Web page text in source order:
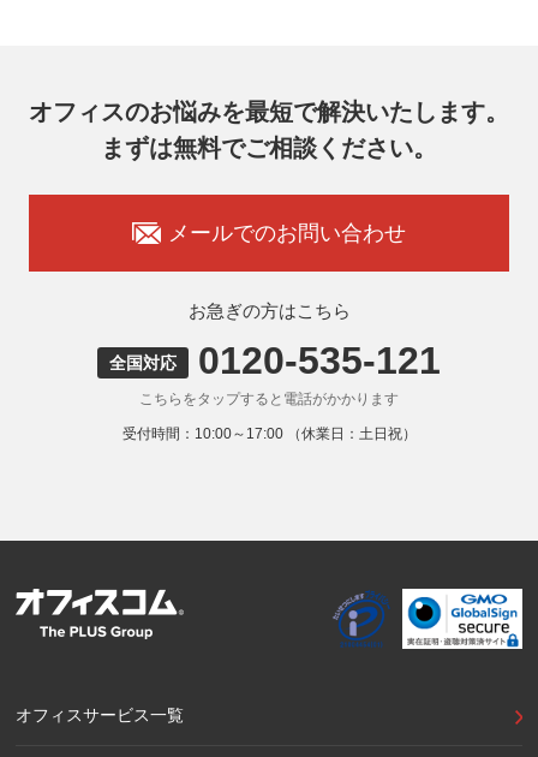
7. 個人情報を提供されることの任意性
お客様がご自身の個人情報を弊社に提供されるか否かはお客
は、適切なサービスをご提供できない場合がありますのでご
弊社ウェブサイトでは、利用者が当ウェブサイトを閲覧した
状況の分析のためにCookieを利用していますが、Cookieによ
る個人情報の取得はしていません。
9. 外国にある第三者への提供
お客様の個人情報を下記海外の個人情報取扱事業者へ提供す
る場合があります。
提供先の所在国の名称：アメリカ（Google LLC）
当該外国における個人情報の保護に関する制度：APECの
外国における個人情報の保護に関する制度等の詳細は以下を
ご確認下さい。
オフィスのお悩みを最短で解決いたします。
まずは無料でご相談ください。
メールでのお問い合わせ
お急ぎの方はこちら
全国対応 0120-535-121
こちらをタップすると電話がかかります
受付時間：10:00～17:00 （休業日：土日祝）
オフィスサービス一覧